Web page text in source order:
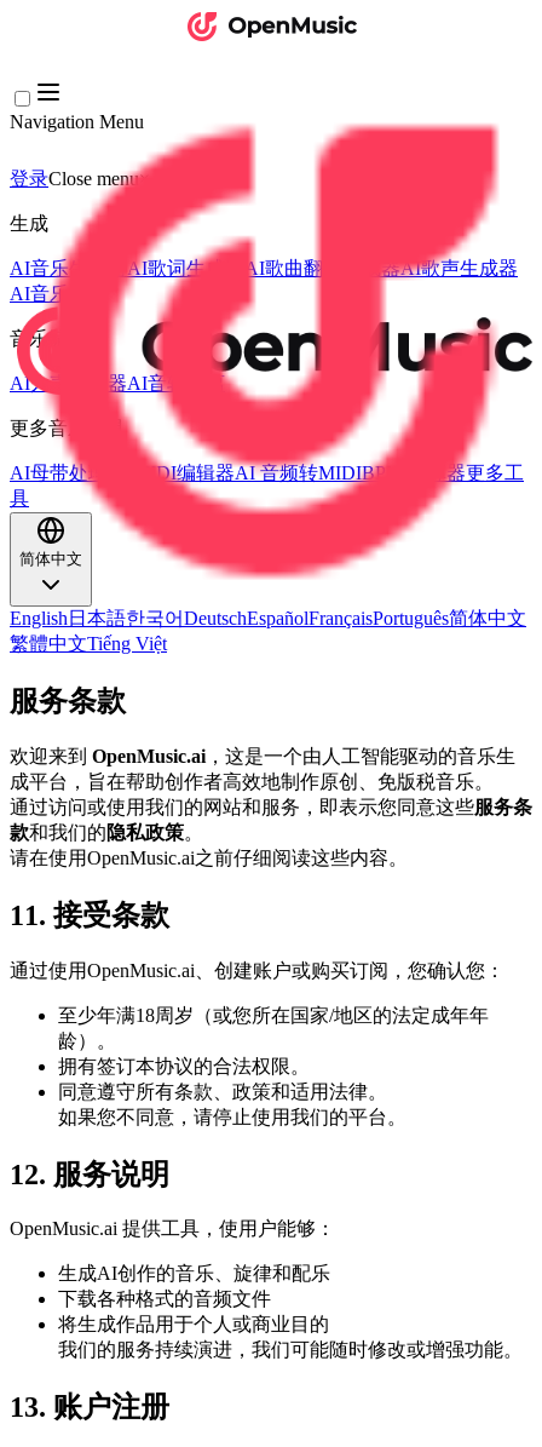
Navigation Menu
登录Close menu×
生成
AI音乐生成器 AI歌词生成器 AI歌曲翻唱生成器AI歌声生成器
AI音乐视频
音乐编辑
AI人声去除器AI音轨分离
更多音乐工具
AI母带处理 AI MIDI编辑器AI 音频转MIDIBPM 计算器更多工
具
简体中文
English 日本語한국어DeutschEspañolFrançaisPortuguês简体中文
繁體中文Tiếng Việt
服务条款
欢迎来到 OpenMusic.ai ，这是一个由人工智能驱动的音乐生
成平台，旨在帮助创作者高效地制作原创、免版税音乐。
通过访问或使用我们的网站和服务，即表示您同意这些服务条
款和我们的隐私政策。
请在使用OpenMusic.ai之前仔细阅读这些内容。
11. 接受条款
通过使用OpenMusic.ai、创建账户或购买订阅，您确认您：
至少年满18周岁（或您所在国家/地区的法定成年年
龄）。
拥有签订本协议的合法权限。
同意遵守所有条款、政策和适用法律。
如果您不同意，请停止使用我们的平台。
12. 服务说明
OpenMusic.ai 提供工具，使用户能够：
生成AI创作的音乐、旋律和配乐
下载各种格式的音频文件
将生成作品用于个人或商业目的
我们的服务持续演进，我们可能随时修改或增强功能。
13. 账户注册